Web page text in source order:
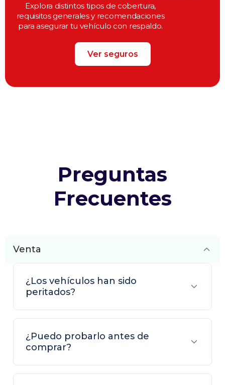
Explora distintos tipos de cobertura,
requisitos generales y recomendaciones
para asegurar tu vehículo con respaldo.
Ver seguros
Preguntas
Frecuentes
Venta
¿Los vehículos han sido
peritados?
¿Puedo probarlo antes de
comprar?